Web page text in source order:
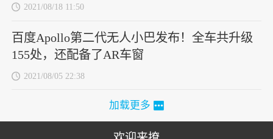
2021/08/18 11:50
百度Apollo第二代无人小巴发布！全车共升级
155处，还配备了AR车窗
2021/08/05 22:38
加载更多